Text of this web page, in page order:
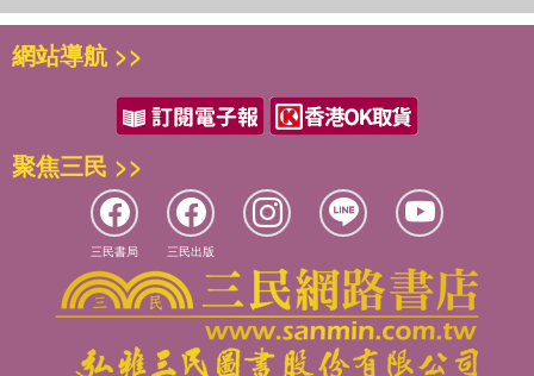
第27回 BI～BIII總複習(二)
第28回 三角函數的應用(一)
第30回 二次曲線(一)
第31回 二次曲線(二)
第32回 微積分及其應用(一)
第33回 微積分及其應用(二)
第34回 BIV總複習
第35回 全冊總複習(一)
第36回 全冊總複習(二)
第37回 全冊總複習(三)
第39回 全冊總複習(五)
網站導航 >>
聚焦三民 >>
三民書局 三民出版